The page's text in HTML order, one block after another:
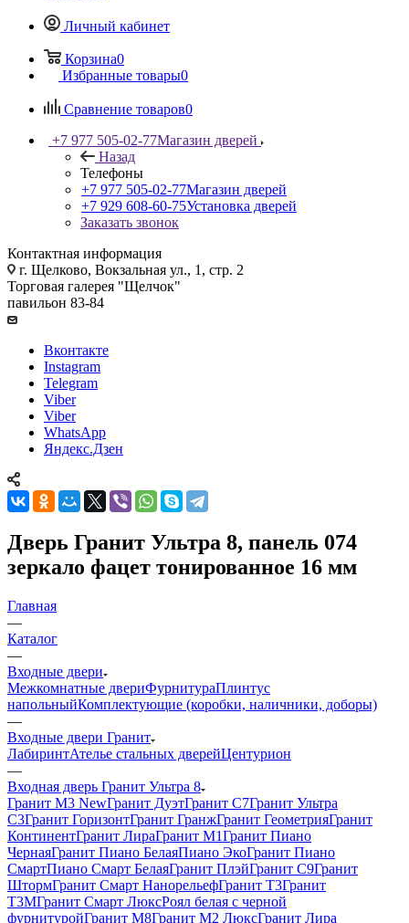
Личный кабинет
Корзина0
Избранные товары0
Сравнение товаров0
+7 977 505-02-77Магазин дверей
Назад
Телефоны
+7 977 505-02-77Магазин дверей
+7 929 608-60-75Установка дверей
Заказать звонок
Контактная информация
г. Щелково, Вокзальная ул., 1, стр. 2
Торговая галерея "Щелчок"
павильон 83-84
Вконтакте
Instagram
Telegram
Viber
Viber
WhatsApp
Яндекс.Дзен
Дверь Гранит Ультра 8, панель 074
зеркало фацет тонированное 16 мм
Главная
—
Каталог
—
Входные двери
Межкомнатные двериФурнитураПлинтус
напольныйКомплектующие (коробки, наличники, доборы)
—
Входные двери Гранит
ЛабиринтАтелье стальных дверейЦентурион
—
Входная дверь Гранит Ультра 8
Гранит М3 NewГранит ДуэтГранит С7Гранит Ультра
C3Гранит ГоризонтГранит ГранжГранит ГеометрияГранит
КонтинентГранит ЛираГранит М1Гранит Пиано
ЧернаяГранит Пиано БелаяПиано ЭкоГранит Пиано
СмартПиано Смарт БелаяГранит ПлэйГранит С9Гранит
ШтормГранит Смарт НанорельефГранит Т3Гранит
Т3МГранит Смарт ЛюксРоял белая с черной
фурнитуройГранит М8Гранит М2 ЛюксГранит Лира